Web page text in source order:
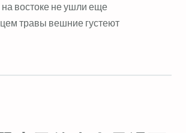
востоке не ушли еще
травы вешние густеют